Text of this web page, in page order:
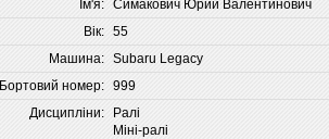
Ім'я: Симакович Юрий Валентинович
Вік: 55
Машина: Subaru Legacy
Бортовий номер: 999
Дисципліни:
Ралі
Міні-ралі